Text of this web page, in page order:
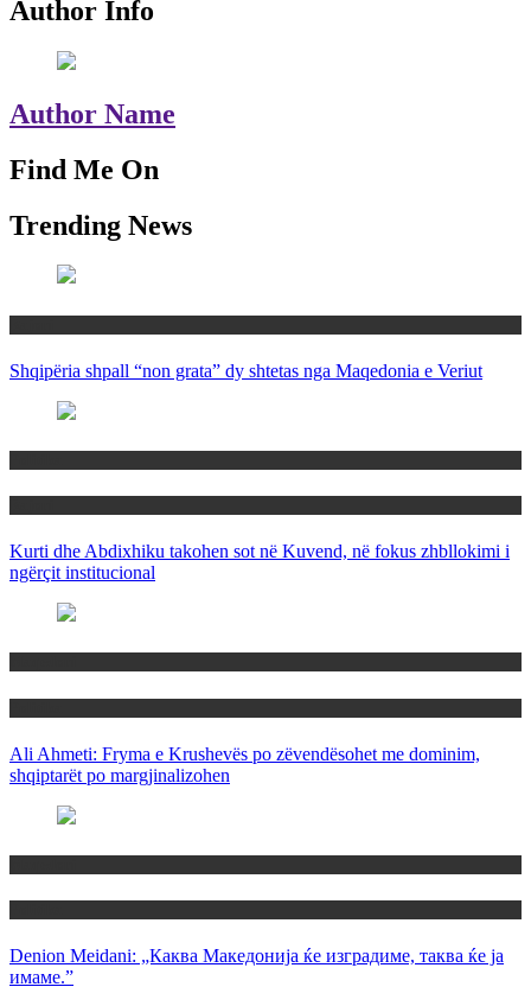
Author Info
Author Name
Find Me On
Trending News
Shqipëria shpall “non grata” dy shtetas nga Maqedonia e Veriut
Kurti dhe Abdixhiku takohen sot në Kuvend, në fokus zhbllokimi i
ngërçit institucional
Ali Ahmeti: Fryma e Krushevës po zëvendësohet me dominim,
shqiptarët po margjinalizohen
Denion Meidani: „Каква Македонија ќе изградиме, таква ќе ја
имаме.”